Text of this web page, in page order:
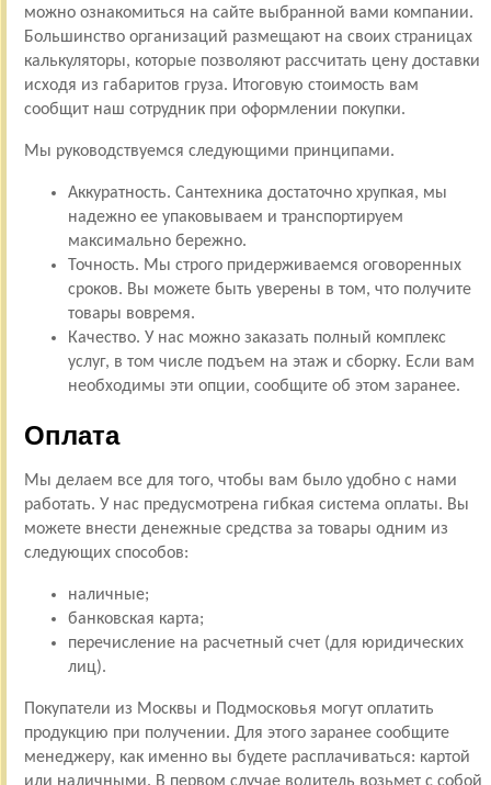
можно ознакомиться на сайте выбранной вами компании.
Большинство организаций размещают на своих страницах
калькуляторы, которые позволяют рассчитать цену доставки
исходя из габаритов груза. Итоговую стоимость вам
сообщит наш сотрудник при оформлении покупки.
Мы руководствуемся следующими принципами.
Аккуратность. Сантехника достаточно хрупкая, мы
надежно ее упаковываем и транспортируем
максимально бережно.
Точность. Мы строго придерживаемся оговоренных
сроков. Вы можете быть уверены в том, что получите
товары вовремя.
Качество. У нас можно заказать полный комплекс
услуг, в том числе подъем на этаж и сборку. Если вам
необходимы эти опции, сообщите об этом заранее.
Оплата
Мы делаем все для того, чтобы вам было удобно с нами
работать. У нас предусмотрена гибкая система оплаты. Вы
можете внести денежные средства за товары одним из
следующих способов:
наличные;
банковская карта;
перечисление на расчетный счет (для юридических
лиц).
Покупатели из Москвы и Подмосковья могут оплатить
продукцию при получении. Для этого заранее сообщите
менеджеру, как именно вы будете расплачиваться: картой
или наличными. В первом случае водитель возьмет с собой